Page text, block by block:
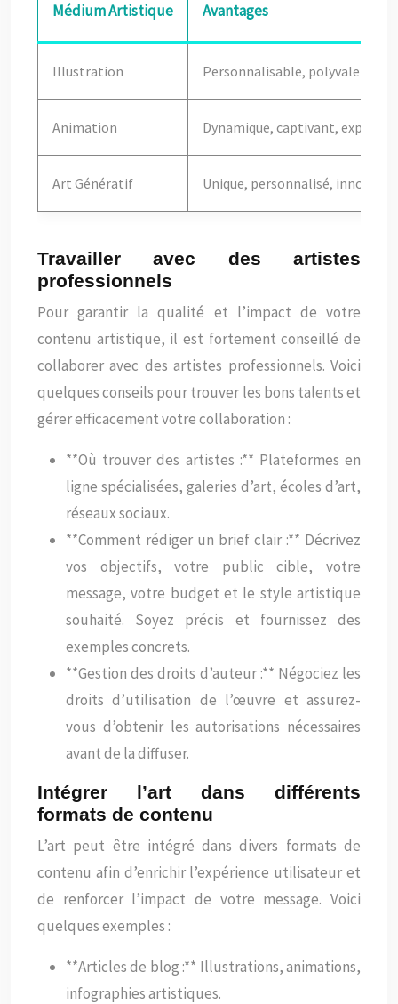
Médium Artistique Avantages
Illustration Personnalisable, polyvalent,
Animation Dynamique, captivant, explique
Art Génératif Unique, personnalisé, innovant
Travailler avec des artistes
professionnels
Pour garantir la qualité et l’impact de votre
contenu artistique, il est fortement conseillé de
collaborer avec des artistes professionnels. Voici
quelques conseils pour trouver les bons talents et
gérer efficacement votre collaboration :
**Où trouver des artistes :** Plateformes en
ligne spécialisées, galeries d’art, écoles d’art,
réseaux sociaux.
**Comment rédiger un brief clair :** Décrivez
vos objectifs, votre public cible, votre
message, votre budget et le style artistique
souhaité. Soyez précis et fournissez des
exemples concrets.
**Gestion des droits d’auteur :** Négociez les
droits d’utilisation de l’œuvre et assurez-
vous d’obtenir les autorisations nécessaires
avant de la diffuser.
Intégrer l’art dans différents
formats de contenu
L’art peut être intégré dans divers formats de
contenu afin d’enrichir l’expérience utilisateur et
de renforcer l’impact de votre message. Voici
quelques exemples :
**Articles de blog :** Illustrations, animations,
infographies artistiques.